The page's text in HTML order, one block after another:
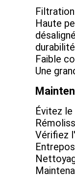
Haute
désaligné
durabilité
Faible
Une
Évitez
Vérifiez